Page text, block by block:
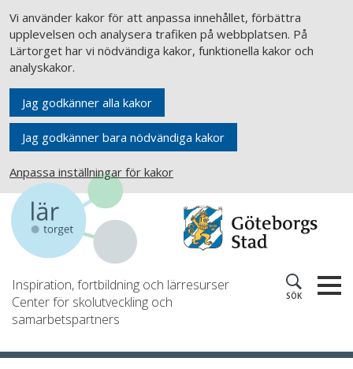
Vi använder kakor för att anpassa innehållet, förbättra
upplevelsen och analysera trafiken på webbplatsen. På
Lärtorget har vi nödvändiga kakor, funktionella kakor och
analyskakor.
Jag godkänner alla kakor
Jag godkänner bara nödvändiga kakor
Anpassa inställningar för kakor
Inspiration, fortbildning och lärresurser
Center för skolutveckling och
samarbetspartners
SÖK